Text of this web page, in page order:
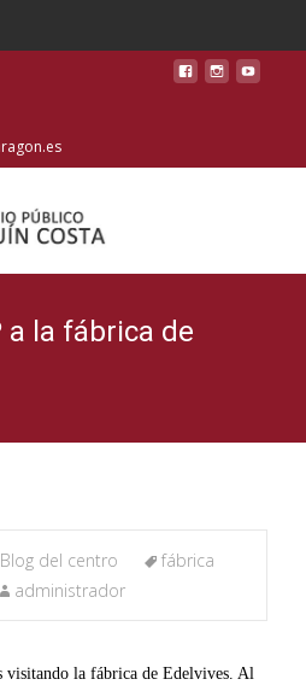
a la fábrica de
Blog del centro
fábrica
administrador
la fábrica de Edelvives. Al